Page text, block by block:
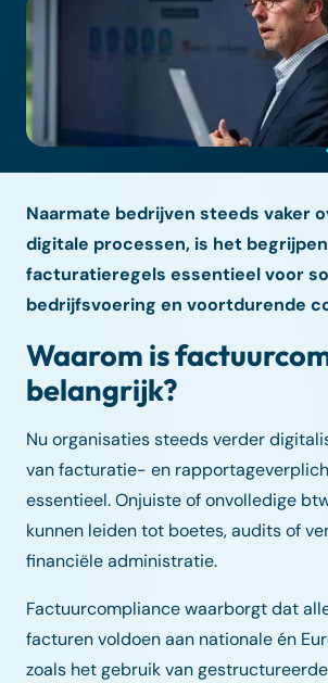
Naarmate bedrijven steeds vaker
digitale processen, is het
facturatieregels essentieel voor
bedrijfsvoering en voortdurende
Waarom is
belangrijk?
Nu organisaties steeds verder
van facturatie- en
essentieel. Onjuiste of onvolledige
kunnen leiden tot boetes, audits of
financiële administratie.
Factuurcompliance waarborgt dat
facturen voldoen aan nationale én
zoals het gebruik van